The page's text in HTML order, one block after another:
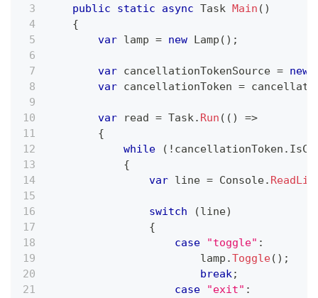
public
static async Task Main ( )
{
var lamp = new Lamp ( ) ;
var cancellationTokenSource = new
var cancellationToken =
var read = Task. Run ( ( )
=>
{
while
( ! cancellationToken .
{
var line = Console.
switch (line)
{
case
"toggle" :
                        lamp
.Toggle( ) ;
break;
case
"exit" :